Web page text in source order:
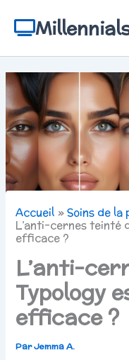
contenu
Accueil
Soins de la
L’anti-cernes teinté
efficace ?
L’anti-
Typology
efficace ?
ParJemma A.